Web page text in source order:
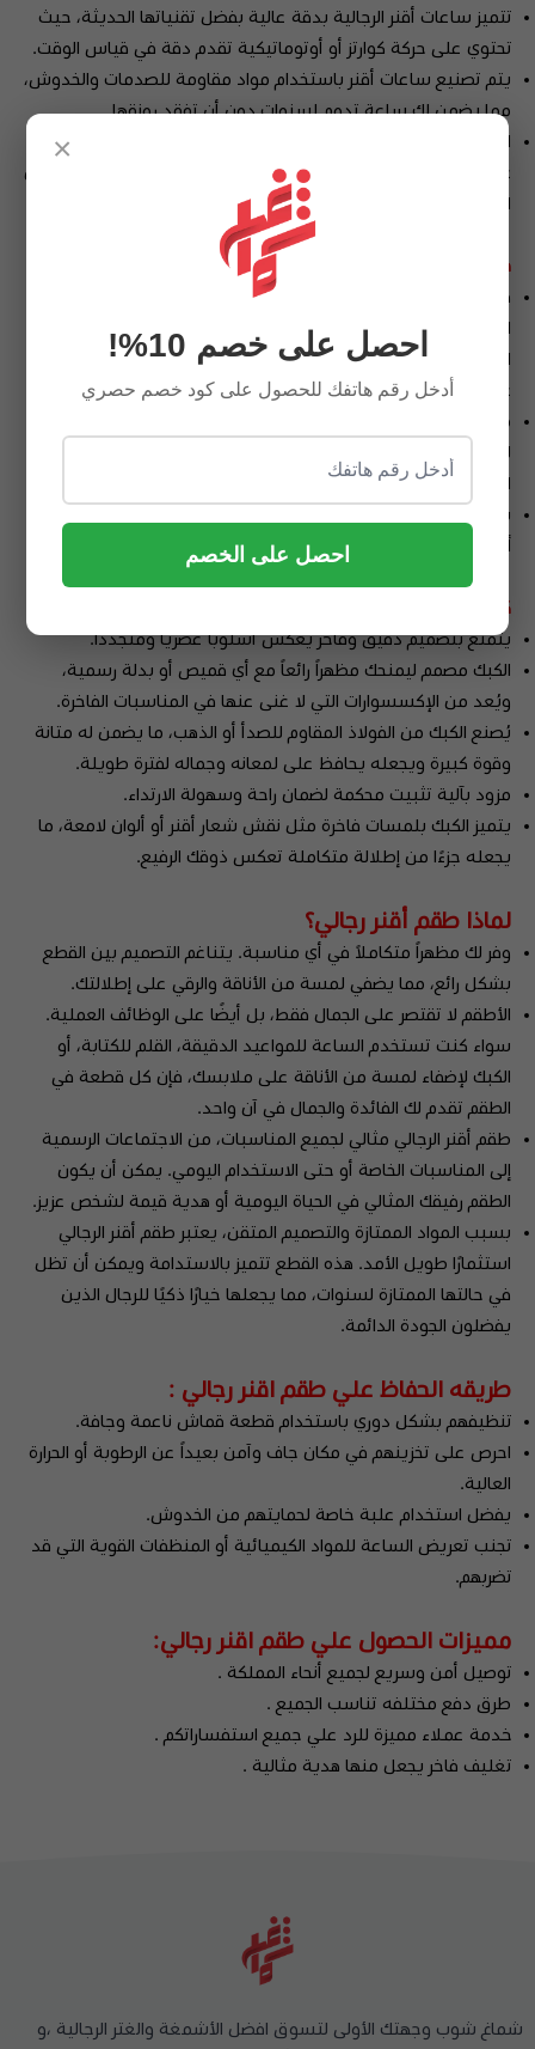
تتميز ساعات أقنر الرجالية بدقة عالية بفضل تقنياتها الحديثة، حيث
تحتوي على حركة كوارتز أو أوتوماتيكية تقدم دقة في قياس الوقت.
يتم تصنيع ساعات أقنر باستخدام مواد مقاومة للصدمات والخدوش،
مما يضمن لك ساعة تدوم لسنوات دون أن تفقد رونقها.
السوار المعدني المصنوع من الفولاذ المقاوم للصدأ يتمتع بقدرة
على مقاومة التآكل، بينما يضيف الشكل اللامع أو المطفأ لمسة من
الفخامة.
قلم أقنر الرجالي:
قلم أقنر لا يقل فخامة عن الساعة. يتميز بتصميمه المعدني الأنيق
الذي يمكن أن يكون مزينًا بنقوش دقيقة أو شعار العلامة التجارية
الشهيرة. القلم قد يكون مصنوعًا من الفولاذ أو الذهب، ما يضفي
عليه لمسة فاخرة ترفع من قيمته.
مصمم بشكل يضمن لك تجربة كتابة مريحة وسلسة، سواء كان
لديك توقيع رسمي أو تحتاج إلى القلم في اجتماعات عمل يومية.
القلم يمتاز بآلية قوية تمنع انكساره أو تآكله بسرعة.
يمكن أن يكون قلم أقنر هدية رائعة لك أو لأحبائك، فهو ليس فقط
أداة للكتابة بل أيضًا رمز للأناقة والفخامة.
كبك أقنر الرجالي:
يتمتع بتصميم دقيق وفاخر يعكس أسلوبًا عصريًا ومتجددًا.
الكبك مصمم ليمنحك مظهراً رائعاً مع أي قميص أو بدلة رسمية،
ويُعد من الإكسسوارات التي لا غنى عنها في المناسبات الفاخرة.
يُصنع الكبك من الفولاذ المقاوم للصدأ أو الذهب، ما يضمن له متانة
وقوة كبيرة ويجعله يحافظ على لمعانه وجماله لفترة طويلة.
مزود بآلية تثبيت محكمة لضمان راحة وسهولة الارتداء.
يتميز الكبك بلمسات فاخرة مثل نقش شعار أقنر أو ألوان لامعة، ما
يجعله جزءًا من إطلالة متكاملة تعكس ذوقك الرفيع.
لماذا طقم أقنر رجالي؟
وفر لك مظهراً متكاملاً في أي مناسبة. يتناغم التصميم بين القطع
بشكل رائع، مما يضفي لمسة من الأناقة والرقي على إطلالتك.
الأطقم لا تقتصر على الجمال فقط، بل أيضًا على الوظائف العملية.
سواء كنت تستخدم الساعة للمواعيد الدقيقة، القلم للكتابة، أو
الكبك لإضفاء لمسة من الأناقة على ملابسك، فإن كل قطعة في
الطقم تقدم لك الفائدة والجمال في آن واحد.
طقم أقنر الرجالي مثالي لجميع المناسبات، من الاجتماعات الرسمية
إلى المناسبات الخاصة أو حتى الاستخدام اليومي. يمكن أن يكون
الطقم رفيقك المثالي في الحياة اليومية أو هدية قيمة لشخص عزيز.
بسبب المواد الممتازة والتصميم المتقن، يعتبر طقم أقنر الرجالي
استثمارًا طويل الأمد. هذه القطع تتميز بالاستدامة ويمكن أن تظل
في حالتها الممتازة لسنوات، مما يجعلها خيارًا ذكيًا للرجال الذين
يفضلون الجودة الدائمة.
طريقه الحفاظ علي طقم اقنر رجالي :
تنظيفهم بشكل دوري باستخدام قطعة قماش ناعمة وجافة.
احرص على تخزينهم في مكان جاف وآمن بعيداً عن الرطوبة أو الحرارة
العالية.
يفضل استخدام علبة خاصة لحمايتهم من الخدوش.
تجنب تعريض الساعة للمواد الكيميائية أو المنظفات القوية التي قد
تضربهم.
مميزات الحصول علي طقم اقنر رجالي:
توصيل أمن وسريع لجميع أنحاء المملكة .
طرق دفع مختلفه تناسب الجميع .
خدمة عملاء مميزة للرد علي جميع استفساراتكم .
تغليف فاخر يجعل منها هدية مثالية .
شماغ شوب وجهتك الأولى لتسوق افضل الأشمغة والغتر الرجالية ،و
×
احصل على خصم 10%!
أدخل رقم هاتفك للحصول على كود خصم حصري
احصل على الخصم